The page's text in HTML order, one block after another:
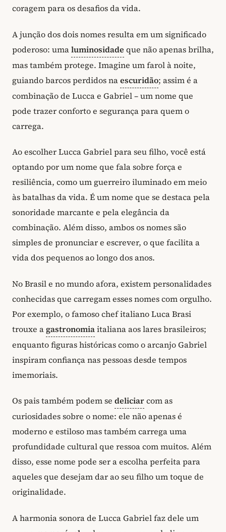
coragem para os desafios da vida.
A junção dos dois nomes resulta em um significado
poderoso: umaluminosidade que não apenas brilha,
mas também protege. Imagine um farol à noite,
guiando barcos perdidos naescuridão; assim é a
combinação de Lucca e Gabriel – um nome que
pode trazer conforto e segurança para quem o
carrega.
Ao escolher Lucca Gabriel para seu filho, você está
optando por um nome que fala sobre força e
resiliência, como um guerreiro iluminado em meio
às batalhas da vida. É um nome que se destaca pela
sonoridade marcante e pela elegância da
combinação. Além disso, ambos os nomes são
simples de pronunciar e escrever, o que facilita a
vida dos pequenos ao longo dos anos.
No Brasil e no mundo afora, existem personalidades
conhecidas que carregam esses nomes com orgulho.
Por exemplo, o famoso chef italiano Luca Brasi
trouxe agastronomiaitaliana aos lares brasileiros;
enquanto figuras históricas como o arcanjo Gabriel
inspiram confiança nas pessoas desde tempos
imemoriais.
Os pais também podem se deliciarcom as
curiosidades sobre o nome: ele não apenas é
moderno e estiloso mas também carrega uma
profundidade cultural que ressoa com muitos. Além
disso, esse nome pode ser a escolha perfeita para
aqueles que desejam dar ao seu filho um toque de
originalidade.
A harmonia sonora de Lucca Gabriel faz dele um